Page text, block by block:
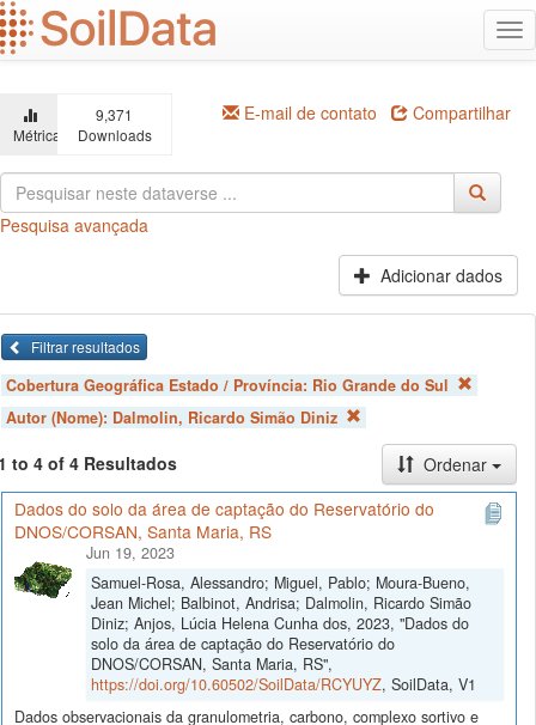
Ir
para
o
principal
Métricas
9,371
Downloads
E-mail de contato Compartilhar
Pesquisa avançada
Adicionar dados
Filtrar resultados
Cobertura Geográfica Estado / Província: Rio Grande do Sul
Autor (Nome): Dalmolin, Ricardo Simão Diniz
to 4 of 4 Resultados
Ordenar
Dados do solo da área de captação do Reservatório do
DNOS/CORSAN, Santa Maria, RS
Jun 19, 2023
Samuel-Rosa, Alessandro; Miguel, Pablo; Moura-Bueno,
Jean Michel; Balbinot, Andrisa; Dalmolin, Ricardo Simão
Diniz; Anjos, Lúcia Helena Cunha dos, 2023, "Dados do
solo da área de captação do Reservatório do
DNOS/CORSAN, Santa Maria, RS",
https://doi.org/10.60502/SoilData/RCYUYZ, SoilData, V1
Dados observacionais da granulometria, carbono, complexo sortivo e